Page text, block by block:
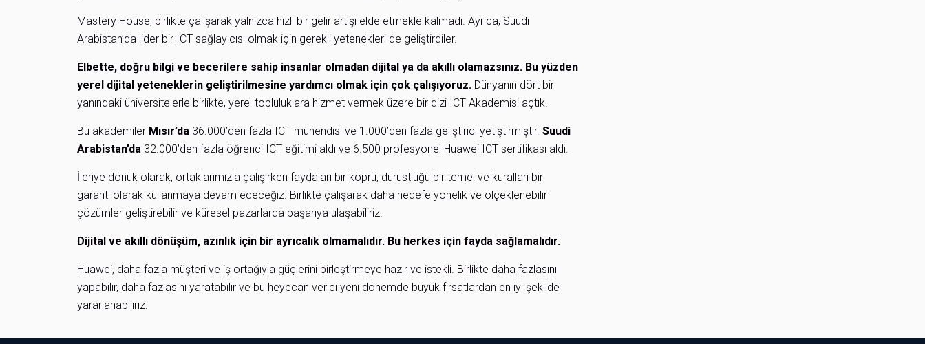
Mastery House, birlikte çalışarak yalnızca hızlı bir gelir artışı elde etmekle kalmadı. Ayrıca, Suudi
Arabistan’da lider bir ICT sağlayıcısı olmak için gerekli yetenekleri de geliştirdiler.
Elbette, doğru bilgi ve becerilere sahip insanlar olmadan dijital ya da akıllı olamazsınız. Bu yüzden
yerel dijital yeteneklerin geliştirilmesine yardımcı olmak için çok çalışıyoruz. Dünyanın dört bir
yanındaki üniversitelerle birlikte, yerel topluluklara hizmet vermek üzere bir dizi ICT Akademisi açtık.
Bu akademiler Mısır’da 36.000’den fazla ICT mühendisi ve 1.000’den fazla geliştirici yetiştirmiştir. Suudi
Arabistan’da 32.000’den fazla öğrenci ICT eğitimi aldı ve 6.500 profesyonel Huawei ICT sertifikası aldı.
İleriye dönük olarak, ortaklarımızla çalışırken faydaları bir köprü, dürüstlüğü bir temel ve kuralları bir
garanti olarak kullanmaya devam edeceğiz. Birlikte çalışarak daha hedefe yönelik ve ölçeklenebilir
çözümler geliştirebilir ve küresel pazarlarda başarıya ulaşabiliriz.
Dijital ve akıllı dönüşüm, azınlık için bir ayrıcalık olmamalıdır. Bu herkes için fayda sağlamalıdır.
Huawei, daha fazla müşteri ve iş ortağıyla güçlerini birleştirmeye hazır ve istekli. Birlikte daha fazlasını
yapabilir, daha fazlasını yaratabilir ve bu heyecan verici yeni dönemde büyük fırsatlardan en iyi şekilde
yararlanabiliriz.